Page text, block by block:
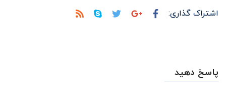
اشتراک گذاری:
پاسخ دهید